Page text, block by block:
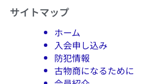
サイトマップ
ホーム
入会申し込み
防犯情報
古物商になるために